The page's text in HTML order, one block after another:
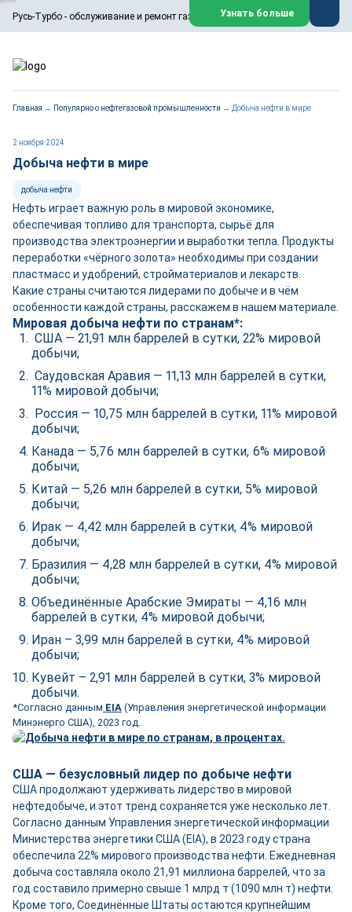
Русь-Турбо - обслуживание и ремонт газовых паровых турбин
ООО «Русь-Турбо» занимается сервисом газовых и паровых
турбин, комплексным ремонтом, восстановлением,
техническим обслуживанием оборудования ТЭС,
работают на нефтегазовых, нефтехимических,
металлургических и других предприятиях.
Реклама. ООО «Русь-Турбо», ИНН 7802588950
Узнать больше
Главная → Популярно о нефтегазовой промышленности → Добыча нефти в мире
2 ноября 2024
Добыча нефти в мире
добыча нефти
Нефть играет важную роль в мировой экономике,
обеспечивая топливо для транспорта, сырьё для
производства электроэнергии и выработки тепла. Продукты
переработки «чёрного золота» необходимы при создании
пластмасс и удобрений, стройматериалов и лекарств.
Какие страны считаются лидерами по добыче и в чём
особенности каждой страны, расскажем в нашем материале.
Мировая добыча нефти по странам*:
США — 21,91 млн баррелей в сутки, 22% мировой
добычи;
Саудовская Аравия — 11,13 млн баррелей в сутки,
11% мировой добычи;
Россия — 10,75 млн баррелей в сутки, 11% мировой
добычи;
Канада — 5,76 млн баррелей в сутки, 6% мировой
добычи;
Китай — 5,26 млн баррелей в сутки, 5% мировой
добычи;
Ирак — 4,42 млн баррелей в сутки, 4% мировой
добычи;
Бразилия — 4,28 млн баррелей в сутки, 4% мировой
добычи;
Объединённые Арабские Эмираты — 4,16 млн
баррелей в сутки, 4% мировой добычи;
Иран – 3,99 млн баррелей в сутки, 4% мировой
добычи;
Кувейт – 2,91 млн баррелей в сутки, 3% мировой
добычи.
*Согласно данным EIA (Управления энергетической информации
Минэнерго США), 2023 год.
США — безусловный лидер по добыче нефти
США продолжают удерживать лидерство в мировой
нефтедобыче, и этот тренд сохраняется уже несколько лет.
Согласно данным Управления энергетической информации
Министерства энергетики США (EIA), в 2023 году страна
обеспечила 22% мирового производства нефти. Ежедневная
добыча составляла около 21,91 миллиона баррелей, что за
год составило примерно свыше 1 млрд т (1090 млн т) нефти.
Кроме того, Соединённые Штаты остаются крупнейшим